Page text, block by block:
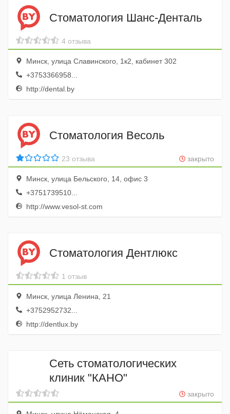
Стоматология Шанс-Денталь
4 отзыва
Минск, улица Славинского, 1к2, кабинет 302
+3753366958...
http://dental.by
Стоматология Весоль
закрыто
23 отзыва
Минск, улица Бельского, 14, офис 3
+3751739510...
http://www.vesol-st.com
Стоматология Дентлюкс
1 отзыв
Минск, улица Ленина, 21
+3752952732...
http://dentlux.by
Сеть стоматологических
клиник "КАНО"
закрыто